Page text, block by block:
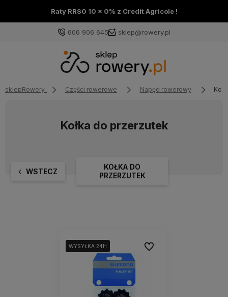
Raty RRS0 10 x 0% z Credit Agricole !
606 906 645 sklep@rowery.pl
sklepRowery Części rowerowe Napęd rowerowy
Kołka do przerzutek
WSTECZ
KOŁKA DO
PRZERZUTEK
WYSYŁKA 24H
WYSYŁKA 24H Do ulubionych